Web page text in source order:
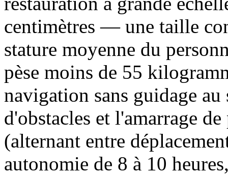
centimètres — une taille
stature moyenne du
pèse moins de 55
navigation sans guidage
d'obstacles et l'amarrage
(alternant entre
autonomie de 8 à 10